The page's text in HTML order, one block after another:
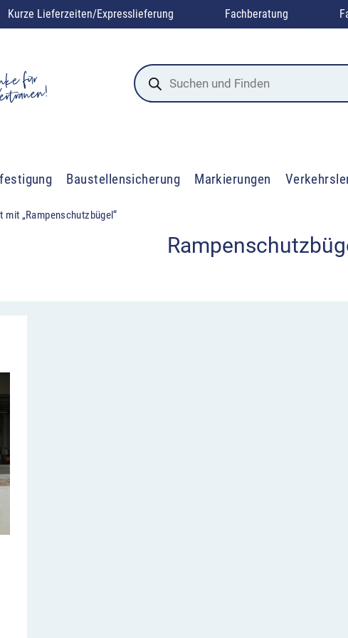
Kurze Lieferzeiten/Expresslieferung Fachberatung
Products
search
Baustellensicherung Markierungen
„Rampenschutzbügel“